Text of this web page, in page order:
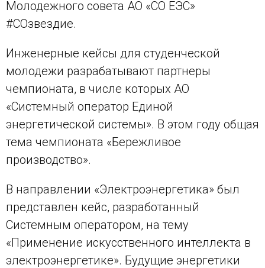
Молодежного совета АО «СО ЕЭС»
#СОзвездие.
Инженерные кейсы для студенческой
молодежи разрабатывают партнеры
чемпионата, в числе которых АО
«Системный оператор Единой
энергетической системы». В этом году общая
тема чемпионата «Бережливое
производство».
В направлении «Электроэнергетика» был
представлен кейс, разработанный
Системным оператором, на тему
«Применение искусственного интеллекта в
электроэнергетике». Будущие энергетики